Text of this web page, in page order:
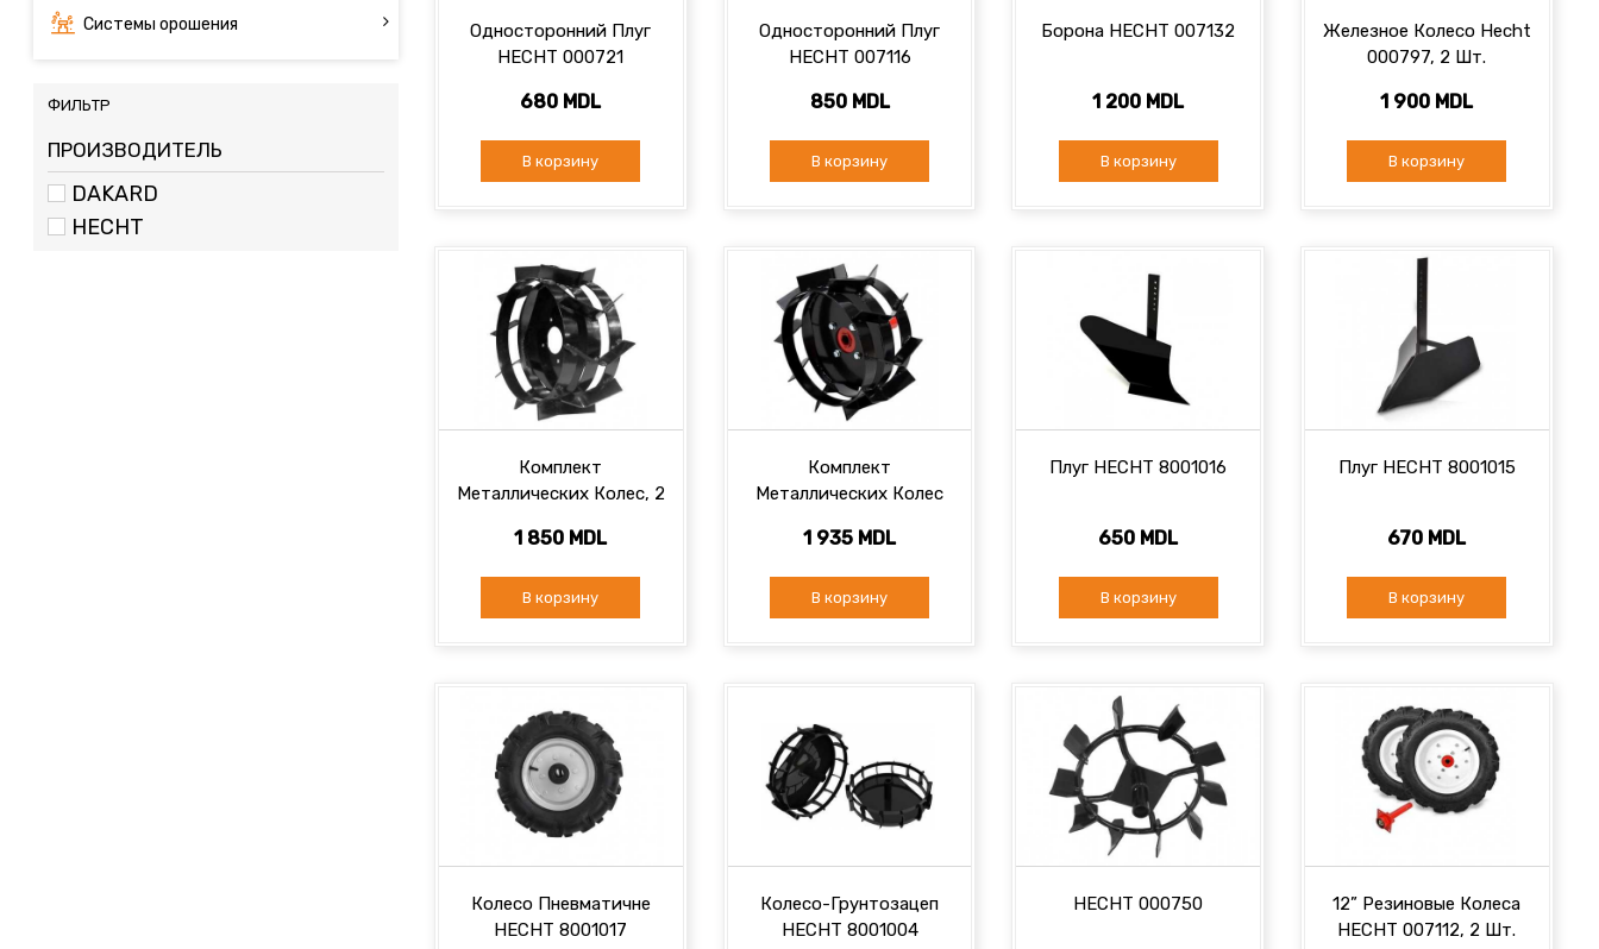
Односторонний Плуг
HECHT 000721
680 MDL
В корзину
Односторонний Плуг
HECHT 007116
850 MDL
В корзину
Борона HECHT 007132
1 200 MDL
В корзину
Железное Колесо Hecht
000797, 2 Шт.
1 900 MDL
В корзину
Комплект
Металлических Колес, 2
1 850 MDL
В корзину
Комплект
Металлических Колес
1 935 MDL
В корзину
Плуг HECHT 8001016
650 MDL
В корзину
Плуг HECHT 8001015
670 MDL
В корзину
Колесо Пневматичне
HECHT 8001017
Колесо-Грунтозацеп
HECHT 8001004
HECHT 000750
12” Резиновые Колеса
HECHT 007112, 2 Шт.
Системы орошения
ФИЛЬТР
ПРОИЗВОДИТЕЛЬ
DAKARD
HECHT